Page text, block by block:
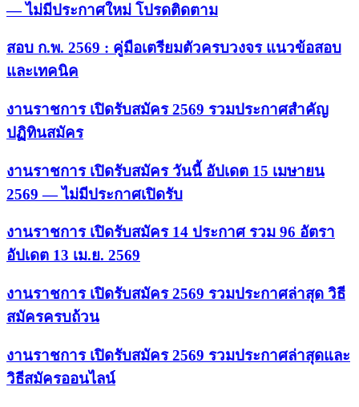
— ไม่มีประกาศใหม่ โปรดติดตาม
สอบ ก.พ. 2569 : คู่มือเตรียมตัวครบวงจร แนวข้อสอบ
และเทคนิค
งานราชการ เปิดรับสมัคร 2569 รวมประกาศสำคัญ
ปฏิทินสมัคร
งานราชการ เปิดรับสมัคร วันนี้ อัปเดต 15 เมษายน
2569 — ไม่มีประกาศเปิดรับ
งานราชการ เปิดรับสมัคร 14 ประกาศ รวม 96 อัตรา
อัปเดต 13 เม.ย. 2569
งานราชการ เปิดรับสมัคร 2569 รวมประกาศล่าสุด วิธี
สมัครครบถ้วน
งานราชการ เปิดรับสมัคร 2569 รวมประกาศล่าสุดและ
วิธีสมัครออนไลน์